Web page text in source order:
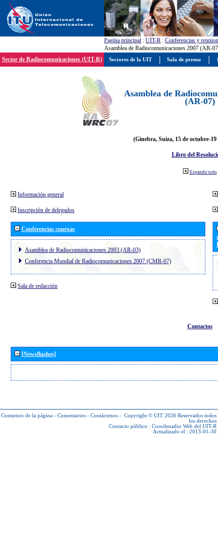
Pagína principal : UIT-R : Conferencias y
Asamblea de Radiocomunicaciones 2007 (AR-
Sector de Radiocomunicaciones (UIT-R)
Asamblea de
(AR-07)
(Ginebra, Suiza, 15 de octubre-19
Libro del
Expandir todo
Información general
Inscripción de delegados
Conferencias conexas
Asamblea de Radiocomunicaciones 2003 (AR-03)
Conferencia Mundial de Radiocomunicaciones 2007 (CMR-07)
Sala de redacción
Contactos
[Newsflashes]
Comienzo de la página - Comentarios - Contáctenos - Copyright © UIT 2026 Reservados todos
los derechos
Contacto público : Coordenador Web del UIT-R
Actualizado el : 2013-01-30
Sectores de la UIT Sala de prensa